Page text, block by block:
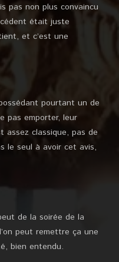
pas non plus convaincu
était juste
et c’est une
pourtant un de
pas emporter, leur
assez classique, pas de
le seul à avoir cet avis,
de la soirée de la
peut remettre ça une
bien entendu.